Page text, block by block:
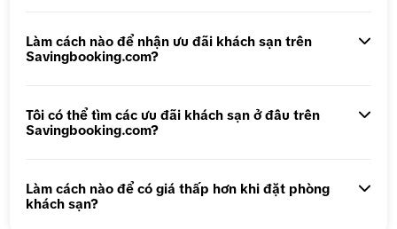
Tour 1 Ngày Động Phong Nha
Làm cách nào để nhận ưu đãi khách sạn trên
Savingbooking.com?
Tôi có thể tìm các ưu đãi khách sạn ở đâu trên
Savingbooking.com?
Làm cách nào để có giá thấp hơn khi đặt phòng
khách sạn?